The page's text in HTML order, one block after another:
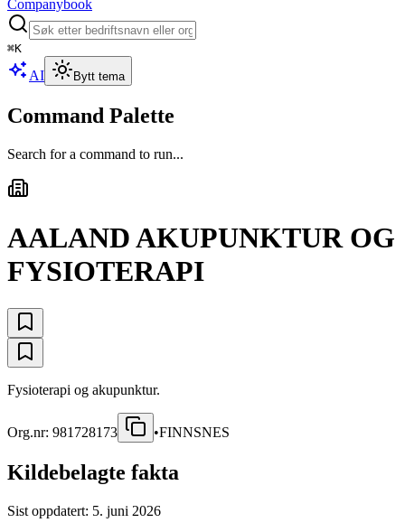
Companybook
⌘K
AI Bytt tema
Command Palette
Search for a command to run...
AALAND AKUPUNKTUR OG
FYSIOTERAPI
Fysioterapi og akupunktur.
Org.nr: 981728173 •FINNSNES
Kildebelagte fakta
Sist oppdatert: 5. juni 2026